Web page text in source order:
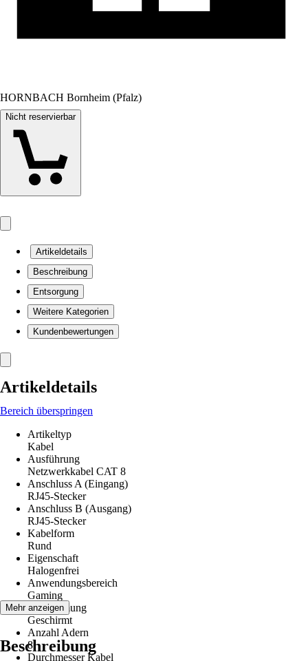
HORNBACH Bornheim (Pfalz)
Nicht reservierbar
Artikeldetails
Beschreibung
Entsorgung
Weitere Kategorien
Kundenbewertungen
Artikeldetails
Bereich überspringen
Artikeltyp
Kabel
Ausführung
Netzwerkkabel CAT 8
Anschluss A (Eingang)
RJ45-Stecker
Anschluss B (Ausgang)
RJ45-Stecker
Kabelform
Rund
Eigenschaft
Halogenfrei
Anwendungsbereich
Gaming
Abschirmung
Geschirmt
Anzahl Adern
8
Durchmesser Kabel
Mehr anzeigen
Beschreibung